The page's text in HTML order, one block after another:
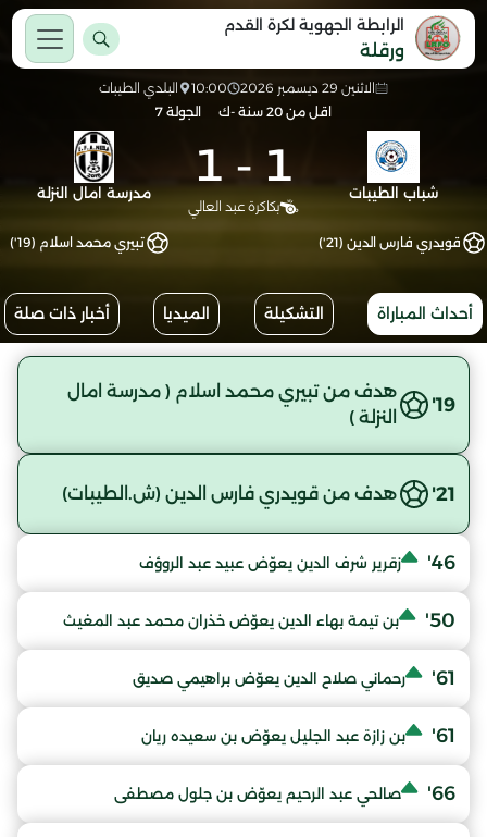
الرابطة الجهوية لكرة القدم
ورقلة
الاثنين 29 ديسمبر 2026 10:00
البلدي الطيبات
اقل من 20 سنة -ك
الجولة 7
شباب الطيبات 1
-
1
بكاكرة عبد العالي
مدرسة امال النزلة
قويدري فارس الدين (21') تبيري محمد اسلام (19')
أحداث المباراة التشكيلة الميديا أخبار ذات صلة
19'
هدف من تبيري محمد اسلام ( مدرسة امال
النزلة )
21' هدف من قويدري فارس الدين (ش.الطيبات)
46' زقرير شرف الدين يعوّض عبيد عبد الروؤف
50' بن تيمة بهاء الدين يعوّض خذران محمد عبد المغيث
61' رحماني صلاح الدين يعوّض براهيمي صديق
61' بن زازة عبد الجليل يعوّض بن سعيده ريان
66' صالحي عبد الرحيم يعوّض بن جلول مصطفى